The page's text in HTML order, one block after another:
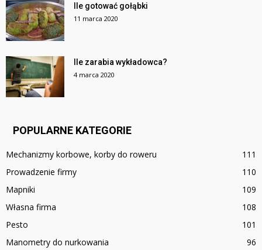
Ile gotować gołąbki
11 marca 2020
Ile zarabia wykładowca?
4 marca 2020
POPULARNE KATEGORIE
Mechanizmy korbowe, korby do roweru
111
Prowadzenie firmy
110
Mapniki
109
Własna firma
108
Pesto
101
Manometry do nurkowania
96